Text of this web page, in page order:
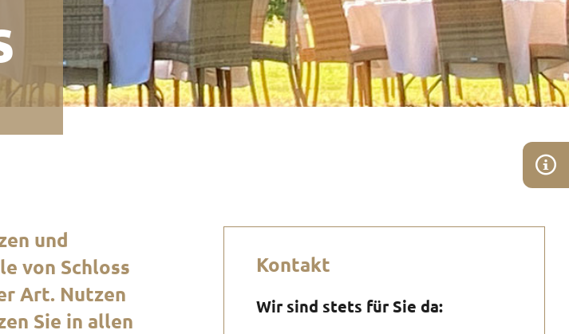
und
von Schloss
Art. Nutzen
Sie in allen
Kontakt
Wir sind stets für Sie da: